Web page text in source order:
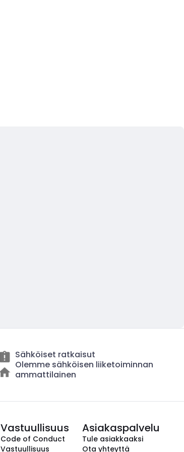
Sähköiset ratkaisut
Olemme sähköisen liiketoiminnan
ammattilainen
Vastuullisuus
Code of Conduct
Vastuullisuus
Asiakaspalvelu
Tule asiakkaaksi
Ota yhteyttä